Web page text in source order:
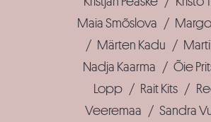
Maia Smõslova
/
/ Märten Kadu /
Nadja Kaarma
/ Õie
Lopp
/ Rait Kits /
Veeremaa
/ Sandra